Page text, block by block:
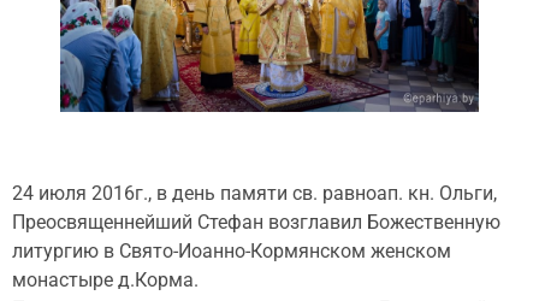
24 июля 2016г., в день памяти св. равноап. кн. Ольги,
Преосвященнейший Стефан возглавил Божественную
литургию в Свято-Иоанно-Кормянском женском
монастыре д.Корма.